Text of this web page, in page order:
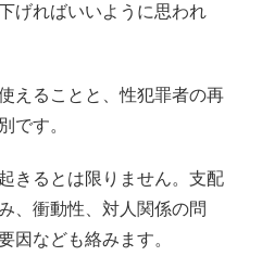
げればいいように思われ
えることと、性犯罪者の再
です。
きるとは限りません。支配
、衝動性、対人関係の問
因なども絡みます。